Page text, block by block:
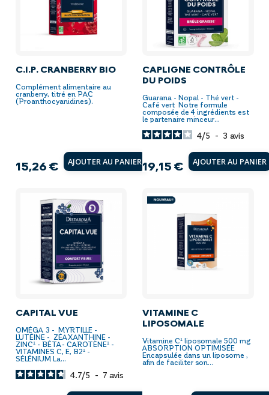
C.I.P. CRANBERRY BIO
Complément alimentaire au
cranberry, titré en PAC
(Proanthocyanidines).
Prix
15,26 € AJOUTER AU PANIER
CAPLIGNE CONTRÔLE
DU POIDS
Guarana - Nopal - Thé vert -
Café vert Notre formule
composée de 4 ingrédients est
le partenaire minceur...
Prix
19,15 € AJOUTER AU PANIER
4/5 - 3 avis
CAPITAL VUE
OMÉGA 3 - MYRTILLE -
LUTÉINE - ZÉAXANTHINE -
ZINC¹ - BÊTA- CAROTÈNE¹ -
VITAMINES C, E, B2¹ -
SÉLÉNIUM La...
4.7/5 - 7 avis
VITAMINE C
LIPOSOMALE
Vitamine C¹ liposomale 500 mg
ABSORPTION OPTIMISÉE
Encapsulée dans un liposome ,
afin de faciliter son...